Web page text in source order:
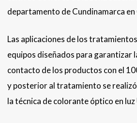
departamento de Cundinamarca en
Las aplicaciones de los
equipos diseñados para garantizar
contacto de los productos con el
y posterior al tratamiento se
la técnica de colorante óptico en luz